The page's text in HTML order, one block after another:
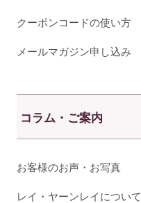
クーポンコードの使い方
メールマガジン申し込み
コラム・ご案内
お客様のお声・お写真
レイ・ヤーンレイについて